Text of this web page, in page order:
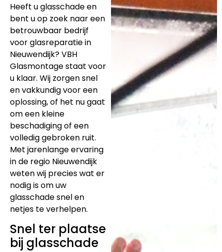
Heeft u glasschade en
bent u op zoek naar een
betrouwbaar bedrijf
voor glasreparatie in
Nieuwendijk? VBH
Glasmontage staat voor
u klaar. Wij zorgen snel
en vakkundig voor een
oplossing, of het nu gaat
om een kleine
beschadiging of een
volledig gebroken ruit.
Met jarenlange ervaring
in de regio Nieuwendijk
weten wij precies wat er
nodig is om uw
glasschade snel en
netjes te verhelpen.
Snel ter plaatse
bij glasschade